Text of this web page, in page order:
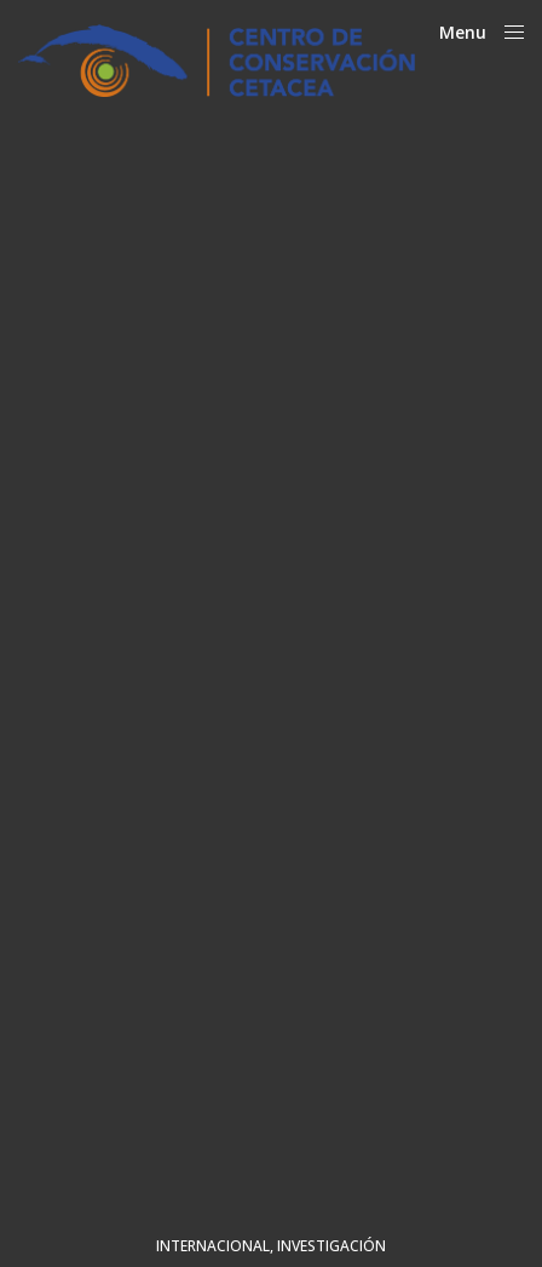
Menu
INTERNACIONAL,INVESTIGACIÓN